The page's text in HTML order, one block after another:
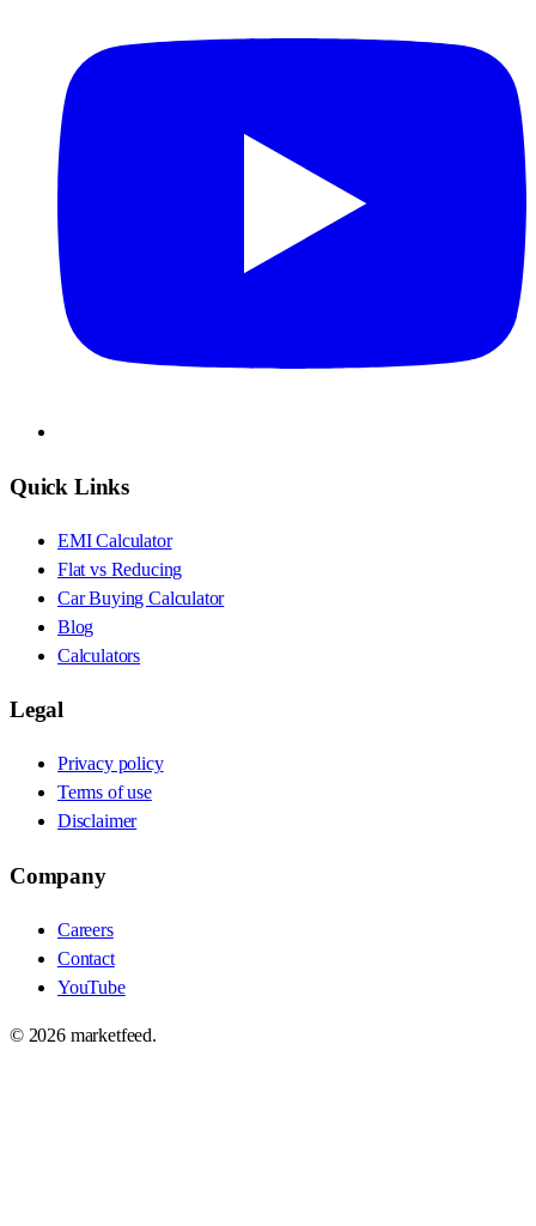
Quick Links
EMI Calculator
Flat vs Reducing
Car Buying Calculator
Blog
Calculators
Legal
Privacy policy
Terms of use
Disclaimer
Company
Careers
Contact
YouTube
© 2026marketfeed.